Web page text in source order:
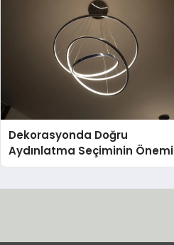
Dekorasyonda Doğru
Aydınlatma Seçiminin Önemi